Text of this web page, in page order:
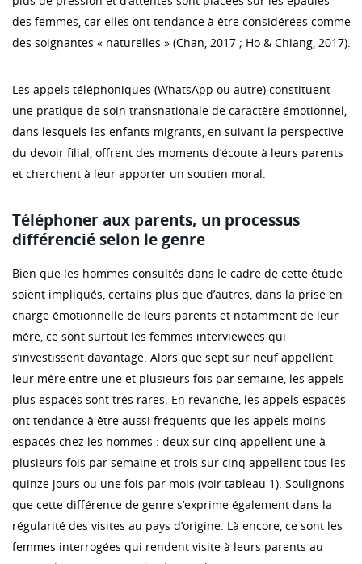
des femmes, car elles ont tendance à être considérées comme
des soignantes « naturelles » (Chan, 2017 ; Ho & Chiang, 2017).
Les appels téléphoniques (WhatsApp ou autre) constituent
une pratique de soin transnationale de caractère émotionnel,
dans lesquels les enfants migrants, en suivant la perspective
du devoir filial, offrent des moments d’écoute à leurs parents
et cherchent à leur apporter un soutien moral.
Téléphoner aux parents, un processus
différencié selon le genre
Bien que les hommes consultés dans le cadre de cette étude
soient impliqués, certains plus que d’autres, dans la prise en
charge émotionnelle de leurs parents et notamment de leur
mère, ce sont surtout les femmes interviewées qui
s’investissent davantage. Alors que sept sur neuf appellent
leur mère entre une et plusieurs fois par semaine, les appels
plus espacés sont très rares. En revanche, les appels espacés
ont tendance à être aussi fréquents que les appels moins
espacés chez les hommes : deux sur cinq appellent une à
plusieurs fois par semaine et trois sur cinq appellent tous les
quinze jours ou une fois par mois (voir tableau 1). Soulignons
que cette différence de genre s’exprime également dans la
régularité des visites au pays d’origine. Là encore, ce sont les
femmes interrogées qui rendent visite à leurs parents au